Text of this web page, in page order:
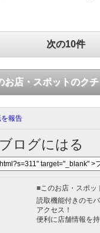
次の10件
お店・スポットのク
報告
ログにはる
■このお店・スポッ
読取機能付きのモ
アクセス！
便利に店舗情報を